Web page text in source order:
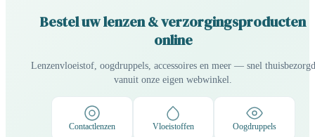
Bestel uw lenzen & verzorgingsproducten
online
Lenzenvloeistof, oogdruppels, accessoires en meer — snel thuisbezorgd
vanuit onze eigen webwinkel.
Contactlenzen Vloeistoffen Oogdruppels